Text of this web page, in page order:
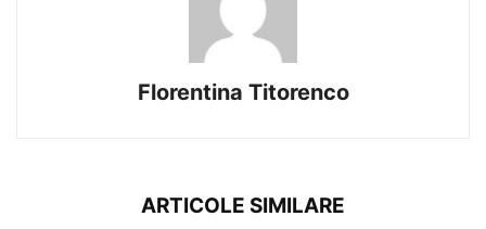
Florentina Titorenco
ARTICOLE SIMILARE